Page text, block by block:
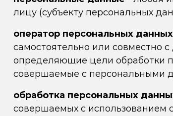
лицу (субъекту персональных
оператор персональных
самостоятельно или совместно
определяющие цели обработки
совершаемые с персональными
обработка персональных
совершаемых с использованием